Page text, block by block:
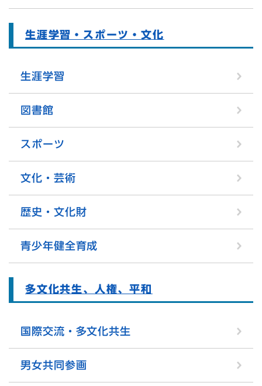
生涯学習・スポーツ・文化
生涯学習
図書館
スポーツ
文化・芸術
歴史・文化財
青少年健全育成
多文化共生、人権、平和
国際交流・多文化共生
男女共同参画